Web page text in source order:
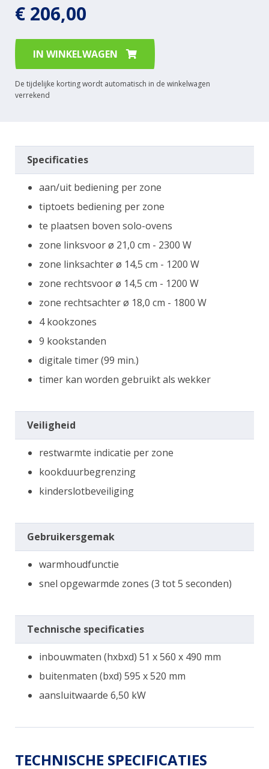
€ 206,00
IN WINKELWAGEN
De tijdelijke korting wordt automatisch in de winkelwagen
verrekend
Specificaties
aan/uit bediening per zone
tiptoets bediening per zone
te plaatsen boven solo-ovens
zone linksvoor ø 21,0 cm - 2300 W
zone linksachter ø 14,5 cm - 1200 W
zone rechtsvoor ø 14,5 cm - 1200 W
zone rechtsachter ø 18,0 cm - 1800 W
4 kookzones
9 kookstanden
digitale timer (99 min.)
timer kan worden gebruikt als wekker
Veiligheid
restwarmte indicatie per zone
kookduurbegrenzing
kinderslotbeveiliging
Gebruikersgemak
warmhoudfunctie
snel opgewarmde zones (3 tot 5 seconden)
Technische specificaties
inbouwmaten (hxbxd) 51 x 560 x 490 mm
buitenmaten (bxd) 595 x 520 mm
aansluitwaarde 6,50 kW
TECHNISCHE SPECIFICATIES